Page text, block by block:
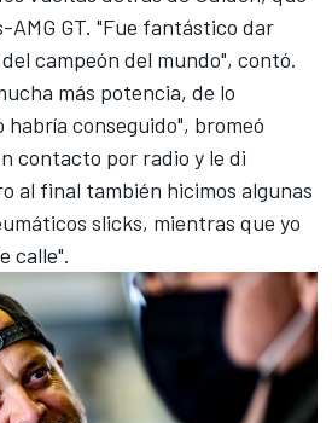
AMG GT. "Fue fantástico dar
campeón del mundo", contó.
más potencia, de lo
conseguido", bromeó
contacto por radio y le di
al final también hicimos algunas
slicks, mientras que yo
calle".